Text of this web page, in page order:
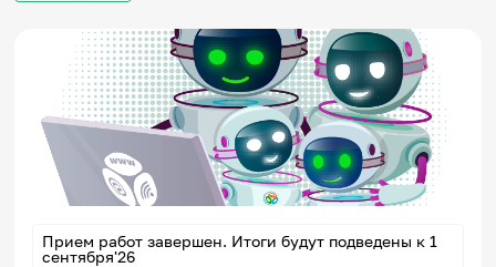
Прием работ завершен. Итоги будут подведены к 1
сентября'26